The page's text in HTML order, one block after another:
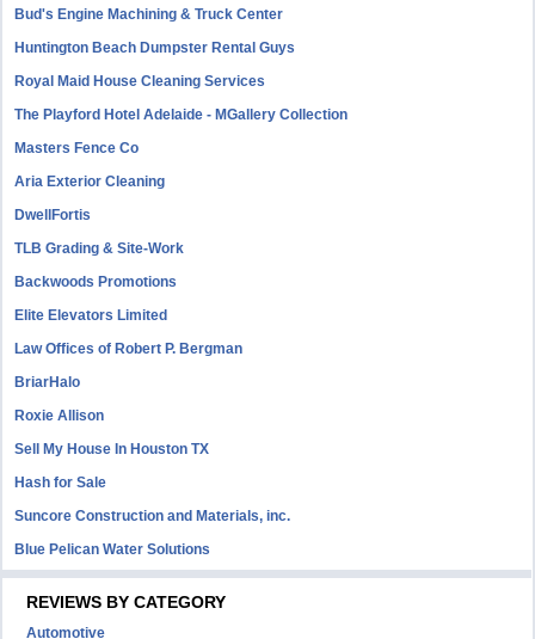
Bud's Engine Machining & Truck Center
Huntington Beach Dumpster Rental Guys
Royal Maid House Cleaning Services
The Playford Hotel Adelaide - MGallery Collection
Masters Fence Co
Aria Exterior Cleaning
DwellFortis
TLB Grading & Site-Work
Backwoods Promotions
Elite Elevators Limited
Law Offices of Robert P. Bergman
BriarHalo
Roxie Allison
Sell My House In Houston TX
Hash for Sale
Suncore Construction and Materials, inc.
Blue Pelican Water Solutions
REVIEWS BY CATEGORY
Automotive